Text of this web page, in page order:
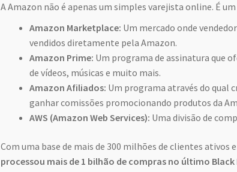
A Amazon não é apenas um simples varejista online. É
Amazon Marketplace: Um mercado onde
vendidos diretamente pela Amazon.
Amazon Prime: Um programa de assinatura que
de vídeos, músicas e muito mais.
Amazon Afiliados: Um programa através do qual
ganhar comissões promocionando produtos da
AWS (Amazon Web Services): Uma divisão de
Com uma base de mais de 300 milhões de clientes ativos
processou mais de 1 bilhão de compras no último